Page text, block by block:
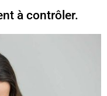
à contrôler.